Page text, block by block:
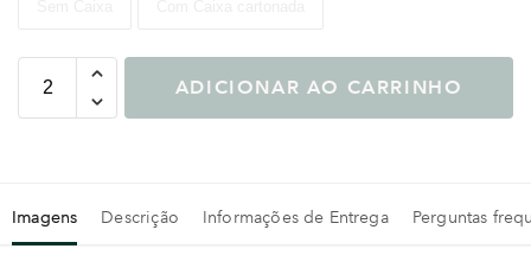
ADICIONAR AO CARRINHO
Imagens Descrição Informações de Entrega Perguntas